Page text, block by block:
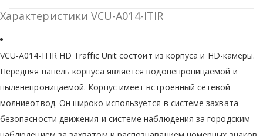
Характеристики VCU-A014-ITIR
VCU-A014-ITIR HD Traffic Unit состоит из корпуса и HD-камеры.
Передняя панель корпуса является водонепроницаемой и
пыленепроницаемой. Корпус имеет встроенный сетевой
молниеотвод. Он широко используется в системе захвата
безопасности движения и системе наблюдения за городским